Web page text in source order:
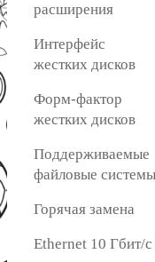
расширения
Интерфейс
жестких дисков
Форм-фактор
жестких дисков
Поддерживаемые
файловые системы
Горячая замена
Ethernet 10 Гбит/с